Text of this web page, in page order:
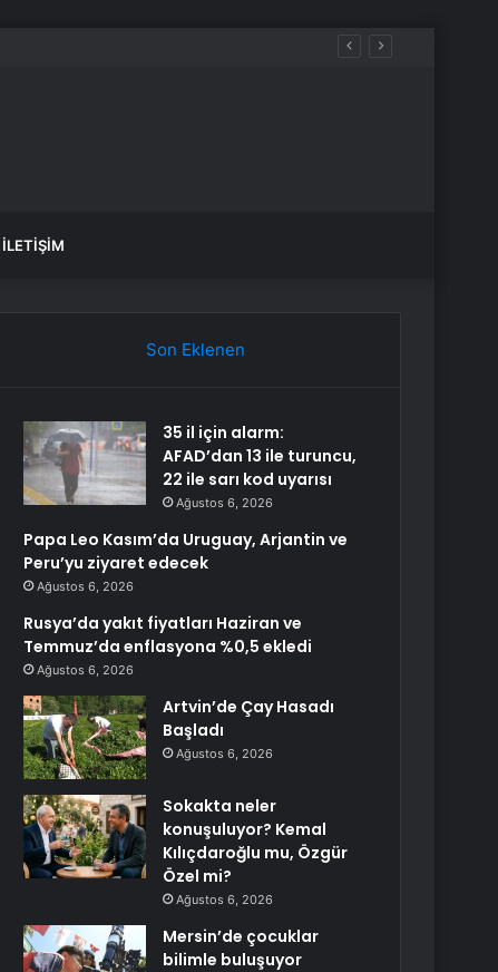
İLETIŞIM
Son Eklenen
35 il için alarm:
AFAD’dan 13 ile turuncu,
22 ile sarı kod uyarısı
Ağustos 6, 2026
Papa Leo Kasım’da Uruguay, Arjantin ve
Peru’yu ziyaret edecek
Ağustos 6, 2026
Rusya’da yakıt fiyatları Haziran ve
Temmuz’da enflasyona %0,5 ekledi
Ağustos 6, 2026
Artvin’de Çay Hasadı
Başladı
Ağustos 6, 2026
Sokakta neler
konuşuluyor? Kemal
Kılıçdaroğlu mu, Özgür
Özel mi?
Ağustos 6, 2026
Mersin’de çocuklar
bilimle buluşuyor